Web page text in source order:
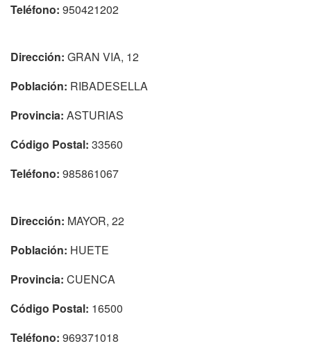
Teléfono: 950421202
Dirección: GRAN VIA, 12
Población: RIBADESELLA
Provincia: ASTURIAS
Código Postal: 33560
Teléfono: 985861067
Dirección: MAYOR, 22
Población: HUETE
Provincia: CUENCA
Código Postal: 16500
Teléfono: 969371018